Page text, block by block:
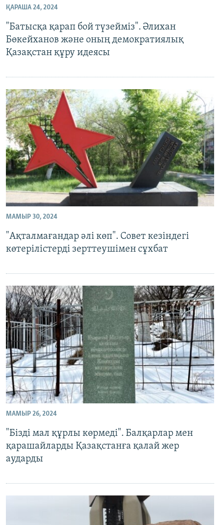
ЖАЗЫЛЫҢЫЗ
Басқа тілдерде
ҚАРАША 24, 2024
"Батысқа қарап бой түзейміз". Әлихан
Бөкейханов және оның демократиялық
Қазақстан құру идеясы
МАМЫР 30, 2024
"Ақталмағандар әлі көп". Совет кезіндегі
көтерілістерді зерттеушімен сұхбат
МАМЫР 26, 2024
"Бізді мал құрлы көрмеді". Балқарлар мен
қарашайларды Қазақстанға қалай жер
аударды